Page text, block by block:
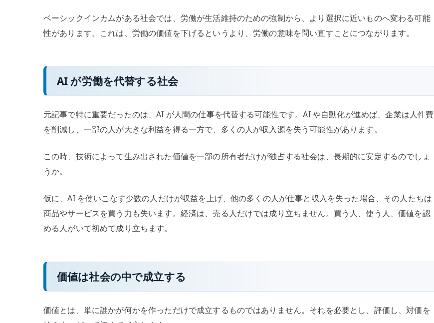
ベーシックインカムがある社会では、労働が生活維持のための強制から、より選択に近いものへ変わる可能
性があります。これは、労働の価値を下げるというより、労働の意味を問い直すことにつながります。
AI が労働を代替する社会
元記事で特に重要だったのは、AI が人間の仕事を代替する可能性です。AI や自動化が進めば、企業は人件費
を削減し、一部の人が大きな利益を得る一方で、多くの人が収入源を失う可能性があります。
この時、技術によって生み出された価値を一部の所有者だけが独占する社会は、長期的に安定するのでしょ
うか。
仮に、AI を使いこなす少数の人だけが収益を上げ、他の多くの人が仕事と収入を失った場合、その人たちは
商品やサービスを買う力も失います。経済は、売る人だけでは成り立ちません。買う人、使う人、価値を認
める人がいて初めて成り立ちます。
価値は社会の中で成立する
価値とは、単に誰かが何かを作っただけで成立するものではありません。それを必要とし、評価し、対価を